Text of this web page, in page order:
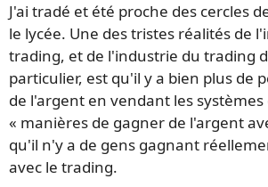
J'ai tradé et été proche des cercles
le lycée. Une des tristes réalités de
trading, et de l'industrie du trading
particulier, est qu'il y a bien plus de
de l'argent en vendant les
« manières de gagner de l'argent
qu'il n'y a de gens gagnant
avec le trading.